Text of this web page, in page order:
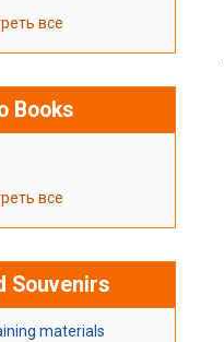
все
Books
все
Souvenirs
materials